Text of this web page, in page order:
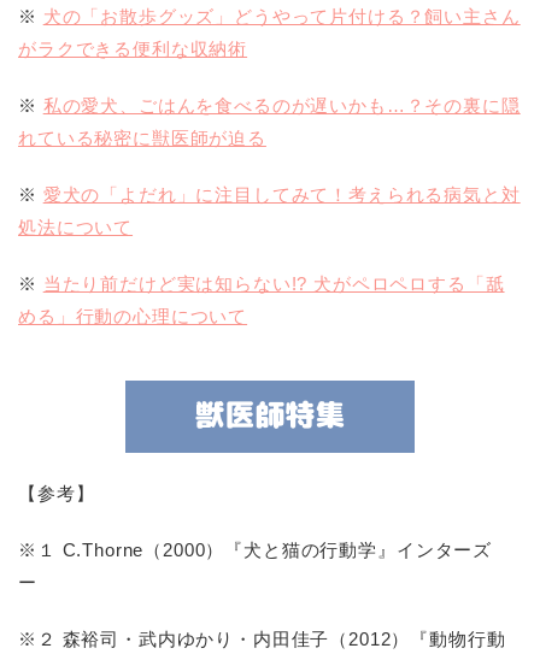
※ 犬の「お散歩グッズ」どうやって片付ける？飼い主さん
がラクできる便利な収納術
※ 私の愛犬、ごはんを食べるのが遅いかも…？その裏に隠
れている秘密に獣医師が迫る
※ 愛犬の「よだれ」に注目してみて！考えられる病気と対
処法について
※ 当たり前だけど実は知らない!? 犬がペロペロする「舐
める」行動の心理について
【参考】
※１ C.Thorne（2000）『犬と猫の行動学』インターズ
ー
※２ 森裕司・武内ゆかり・内田佳子（2012）『動物行動